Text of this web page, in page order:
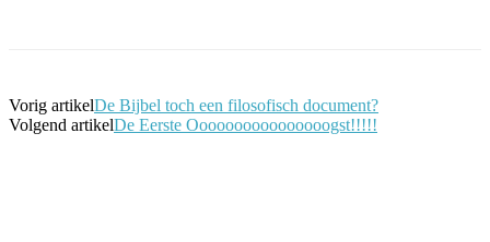
Vorig artikelDe Bijbel toch een filosofisch document?
Volgend artikelDe Eerste Oooooooooooooooogst!!!!!